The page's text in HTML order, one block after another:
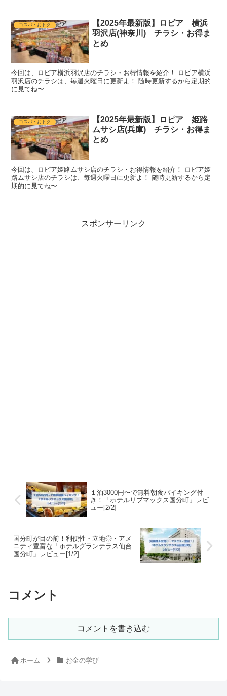
コスパ・おトク
【2025年最新版】ロピア 横浜
羽沢店(神奈川) チラシ・お得ま
とめ
今回は、ロピア横浜羽沢店のチラシ・お得情報を紹介！ ロピア横浜
羽沢店のチラシは、毎週火曜日に更新よ！ 随時更新するから定期的
に見てね〜
コスパ・おトク
【2025年最新版】ロピア 姫路
ムサシ店(兵庫) チラシ・お得ま
とめ
今回は、ロピア姫路ムサシ店のチラシ・お得情報を紹介！ ロピア姫
路ムサシ店のチラシは、毎週火曜日に更新よ！ 随時更新するから定
期的に見てね〜
スポンサーリンク
１泊3000円〜で無料朝食バイキング付
き！「ホテルリブマックス国分町」レビ
ュー[2/2]
国分町が目の前！利便性・立地◎・アメ
ニティ豊富な「ホテルグランテラス仙台
国分町」レビュー[1/2]
コメント
コメントを書き込む
ホーム お金の学び